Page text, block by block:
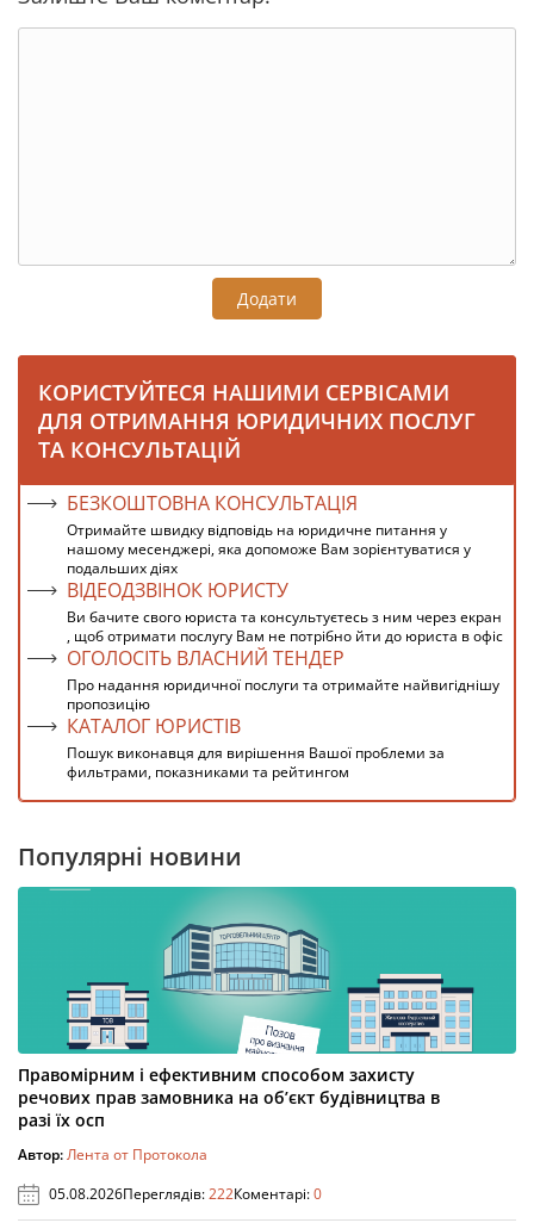
Додати
КОРИСТУЙТЕСЯ НАШИМИ СЕРВІСАМИ
ДЛЯ ОТРИМАННЯ ЮРИДИЧНИХ ПОСЛУГ
ТА КОНСУЛЬТАЦІЙ
БЕЗКОШТОВНА КОНСУЛЬТАЦІЯ
Отримайте швидку відповідь на юридичне питання у
нашому месенджері, яка допоможе Вам зорієнтуватися у
подальших діях
ВІДЕОДЗВІНОК ЮРИСТУ
Ви бачите свого юриста та консультуєтесь з ним через екран
, щоб отримати послугу Вам не потрібно йти до юриста в офіс
ОГОЛОСІТЬ ВЛАСНИЙ ТЕНДЕР
Про надання юридичної послуги та отримайте найвигіднішу
пропозицію
КАТАЛОГ ЮРИСТІВ
Пошук виконавця для вирішення Вашої проблеми за
фильтрами, показниками та рейтингом
Популярні новини
Правомірним і ефективним способом захисту
речових прав замовника на об’єкт будівництва в
разі їх осп
Автор:Лента от Протокола
05.08.2026Переглядів:222Коментарі:0